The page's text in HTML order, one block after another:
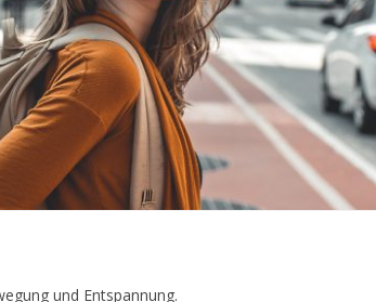
und Entspannung.